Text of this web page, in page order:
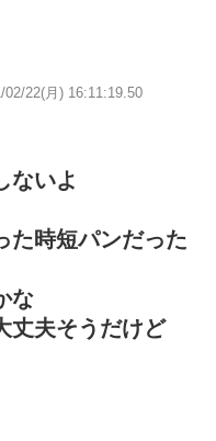
02/22(月) 16:11:19.50
ないよ
た時短パンだった
な
丈夫そうだけど